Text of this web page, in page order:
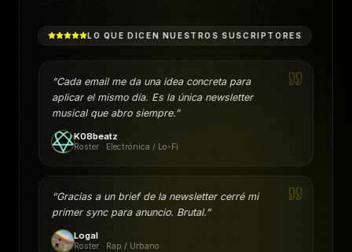
LO QUE DICEN NUESTROS SUSCRIPTORES
“Cada email me da una idea concreta para
aplicar el mismo día. Es la única newsletter
musical que abro siempre.”
K08beatz
Roster · Electrónica / Lo-Fi
“Gracias a un brief de la newsletter cerré mi
primer sync para anuncio. Brutal.”
Logal
Roster · Rap / Urbano